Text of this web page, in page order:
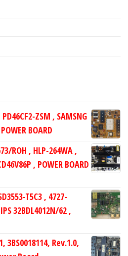
ZSM , SAMSNG
BOARD
ROH , HLP-264WA ,
, POWER BOARD
T5C3 , 4727-
32BDL4012N/62 ,
3BS0018114, Rev.1.0,